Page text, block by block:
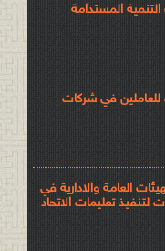
المستدامة
للعاملين في شركات
العامة والادارية في
لتنفيذ تعليمات الاتحاد